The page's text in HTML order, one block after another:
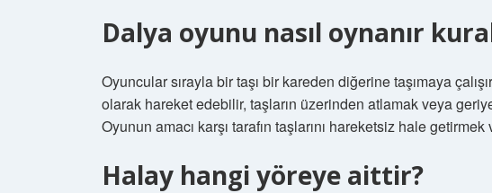
Dalya oyunu nasıl oynanır
Oyuncular sırayla bir taşı bir kareden diğerine taşımaya
olarak hareket edebilir, taşların üzerinden atlamak veya
Oyunun amacı karşı tarafın taşlarını hareketsiz hale getirmek
Halay hangi yöreye aittir?